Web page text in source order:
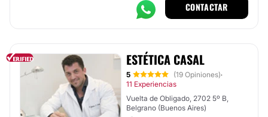
CONTACTAR
ESTÉTICA CASAL
5 (19 Opiniones)·
11 Experiencias
Vuelta de Obligado, 2702 5º B,
Belgrano (Buenos Aires)